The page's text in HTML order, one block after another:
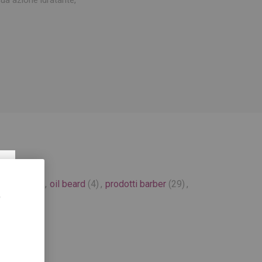
, oil beard (4) , prodotti barber (29) ,